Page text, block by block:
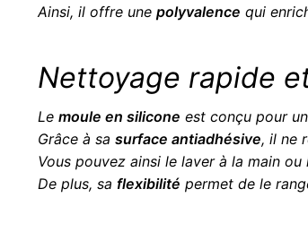
Ainsi, il offre une polyvalence qui
Nettoyage rapide
Le moule en silicone est conçu pour
Grâce à sa surface antiadhésive, il ne
Vous pouvez ainsi le laver à la main
De plus, sa flexibilité permet de le